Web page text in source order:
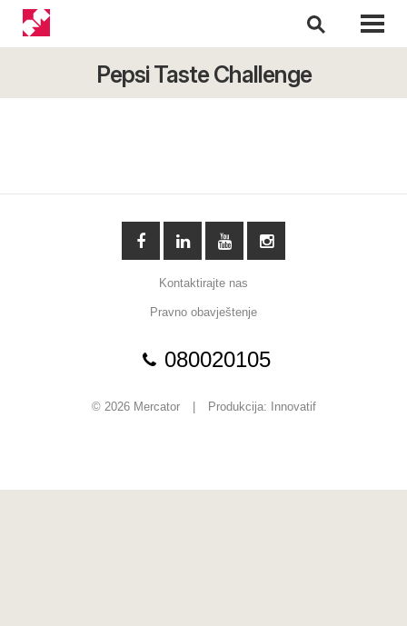
Pepsi Taste Challenge
Kontaktirajte nas
Pravno obavještenje
080020105
© 2026 Mercator Produkcija: Innovatif